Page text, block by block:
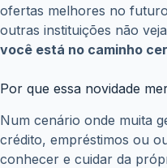
ofertas melhores no
outras instituições não
você está no caminho
Por que essa novidade
Num cenário onde muita
crédito, empréstimos ou
conhecer e cuidar da